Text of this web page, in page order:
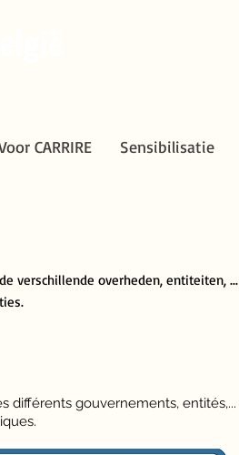
CARRIRE Sensibilisatie
verschillende overheden, entiteiten, ...
différents gouvernements, entités,...
CARRIRE Sensibilisatie